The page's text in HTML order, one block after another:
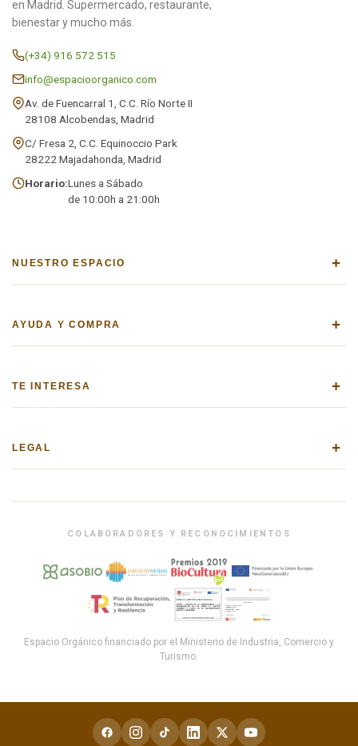
en Madrid. Supermercado, restaurante,
bienestar y mucho más.
(+34) 916 572 515
info@espacioorganico.com
Av. de Fuencarral 1, C.C. Río Norte II
28108 Alcobendas, Madrid
C/ Fresa 2, C.C. Equinoccio Park
28222 Majadahonda, Madrid
Horario:Lunes a Sábado
de 10:00h a 21:00h
NUESTRO ESPACIO +
AYUDA Y COMPRA +
TE INTERESA +
LEGAL +
COLABORADORES Y RECONOCIMIENTOS
Espacio Orgánico financiado por el Ministerio de Industria, Comercio y
Turismo.